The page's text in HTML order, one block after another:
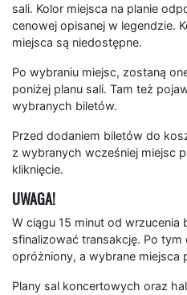
sali. Kolor miejsca na planie
cenowej opisanej w legendzie.
miejsca są niedostępne.
Po wybraniu miejsc, zostaną
poniżej planu sali. Tam też
wybranych biletów.
Przed dodaniem biletów do
z wybranych wcześniej miejsc
kliknięcie.
UWAGA!
W ciągu 15 minut od
sfinalizować transakcję. Po
opróżniony, a wybrane miejsca
Plany sal koncertowych oraz